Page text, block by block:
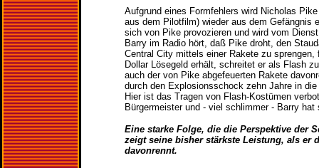
Aufgrund eines Formfehlers wird Nicholas
aus dem Pilotfilm) wieder aus dem Gefängnis
sich von Pike provozieren und wird vom
Barry im Radio hört, daß Pike droht, den
Central City mittels einer Rakete zu
Dollar Lösegeld erhält, schreitet er als Flash
auch der von Pike abgefeuerten Rakete
durch den Explosionsschock zehn Jahre in
Hier ist das Tragen von Flash-Kostümen
Bürgermeister und - viel schlimmer - Barry hat
Eine starke Folge, die die Perspektive der
zeigt seine bisher stärkste Leistung, als er
davonrennt.